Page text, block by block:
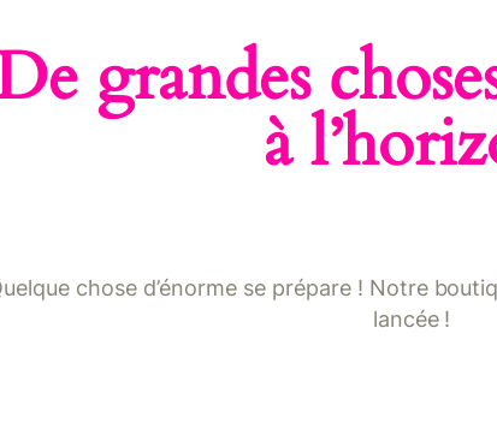
grandes
à
chose d’énorme se prépare ! Notre
lancée !